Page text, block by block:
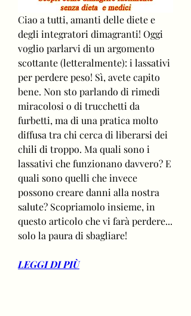
Ciao a tutti, amanti delle diete e
degli integratori dimagranti! Oggi
voglio parlarvi di un argomento
scottante (letteralmente): i lassativi
per perdere peso! Sì, avete capito
bene. Non sto parlando di rimedi
miracolosi o di trucchetti da
furbetti, ma di una pratica molto
diffusa tra chi cerca di liberarsi dei
chili di troppo. Ma quali sono i
lassativi che funzionano davvero? E
quali sono quelli che invece
possono creare danni alla nostra
salute? Scopriamolo insieme, in
questo articolo che vi farà perdere...
solo la paura di sbagliare!
LEGGI DI PIÙ